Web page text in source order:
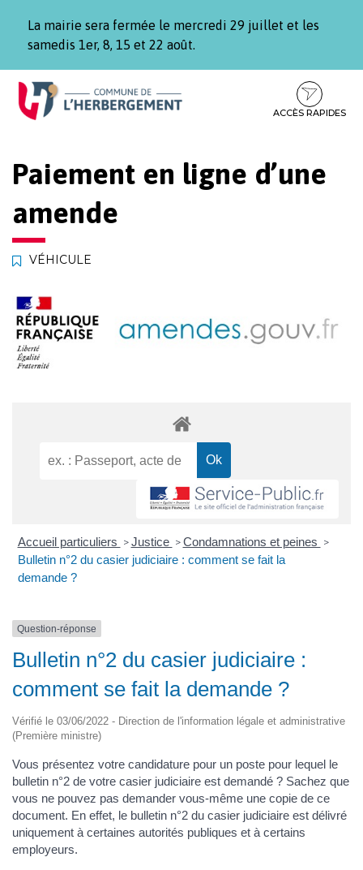
La mairie sera fermée le mercredi 29 juillet et les
samedis 1er, 8, 15 et 22 août.
Aller
Aller
contenu
Aller
pied
ACCÈS RAPIDES
Paiement en ligne d’une
amende
VÉHICULE
Accueil particuliers > Justice > Condamnations et peines >
Bulletin n°2 du casier judiciaire : comment se fait la
demande ?
Question-réponse
Bulletin n°2 du casier judiciaire :
comment se fait la demande ?
Vérifié le 03/06/2022 - Direction de l'information légale et administrative
(Première ministre)
Vous présentez votre candidature pour un poste pour lequel le
bulletin n°2 de votre casier judiciaire est demandé ? Sachez que
vous ne pouvez pas demander vous-même une copie de ce
document. En effet, le bulletin n°2 du casier judiciaire est délivré
uniquement à certaines autorités publiques et à certains
employeurs.